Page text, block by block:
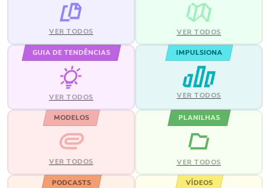
VER TODOS VER TODOS
GUIA DE TENDÊNCIAS
VER TODOS
IMPULSIONA
VER TODOS
MODELOS
VER TODOS
PLANILHAS
VER TODOS
PODCASTS VÍDEOS